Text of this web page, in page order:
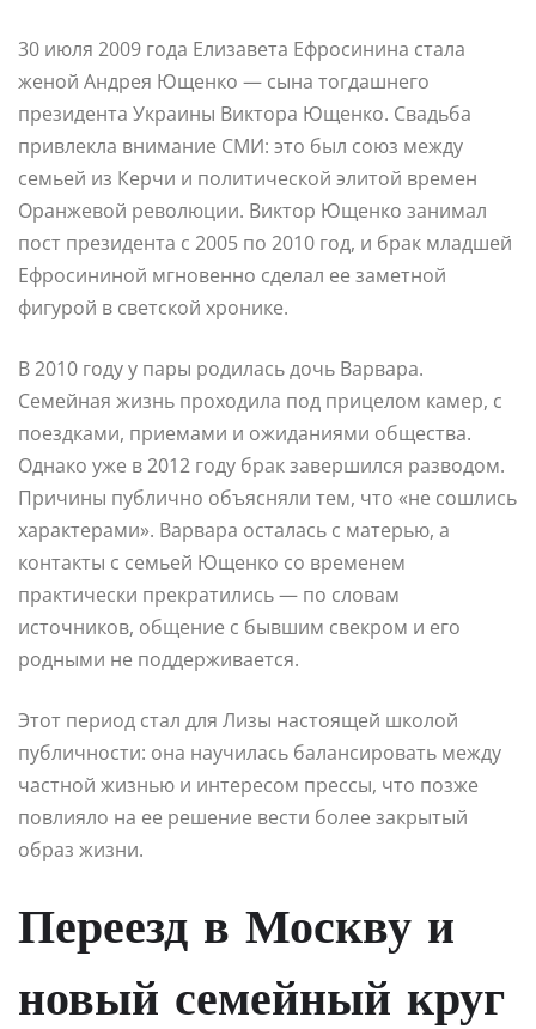
30 июля 2009 года Елизавета Ефросинина стала
женой Андрея Ющенко — сына тогдашнего
президента Украины Виктора Ющенко. Свадьба
привлекла внимание СМИ: это был союз между
семьей из Керчи и политической элитой времен
Оранжевой революции. Виктор Ющенко занимал
пост президента с 2005 по 2010 год, и брак младшей
Ефросининой мгновенно сделал ее заметной
фигурой в светской хронике.
В 2010 году у пары родилась дочь Варвара.
Семейная жизнь проходила под прицелом камер, с
поездками, приемами и ожиданиями общества.
Однако уже в 2012 году брак завершился разводом.
Причины публично объясняли тем, что «не сошлись
характерами». Варвара осталась с матерью, а
контакты с семьей Ющенко со временем
практически прекратились — по словам
источников, общение с бывшим свекром и его
родными не поддерживается.
Этот период стал для Лизы настоящей школой
публичности: она научилась балансировать между
частной жизнью и интересом прессы, что позже
повлияло на ее решение вести более закрытый
образ жизни.
Переезд в Москву и
новый семейный круг